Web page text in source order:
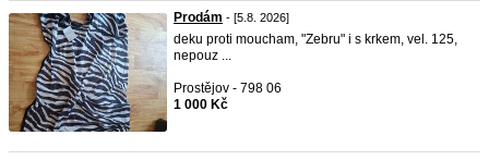
Prodám - [5.8. 2026]
deku proti moucham, "Zebru" i s krkem, vel. 125,
nepouz ...
Prostějov - 798 06
1 000 Kč